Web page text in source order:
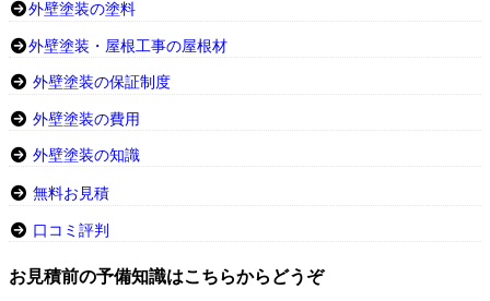
外壁塗装の塗料
外壁塗装・屋根工事の屋根材
外壁塗装の保証制度
外壁塗装の費用
外壁塗装の知識
無料お見積
口コミ評判
お見積前の予備知識はこちらからどうぞ